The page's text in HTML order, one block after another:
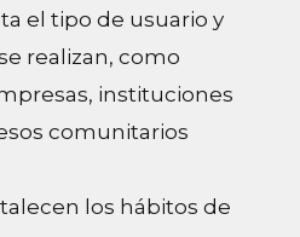
el tipo de usuario y
realizan, como
instituciones
comunitarios
los hábitos de